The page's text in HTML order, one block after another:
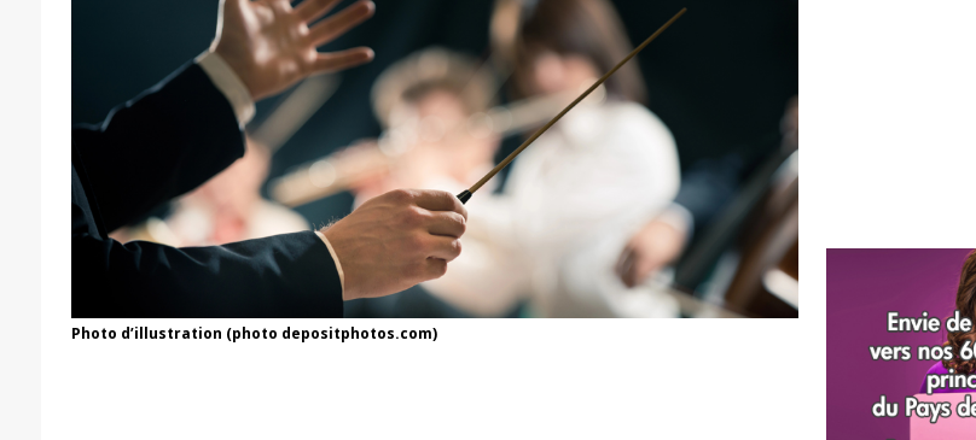
Photo d’illustration (photo depositphotos.com)